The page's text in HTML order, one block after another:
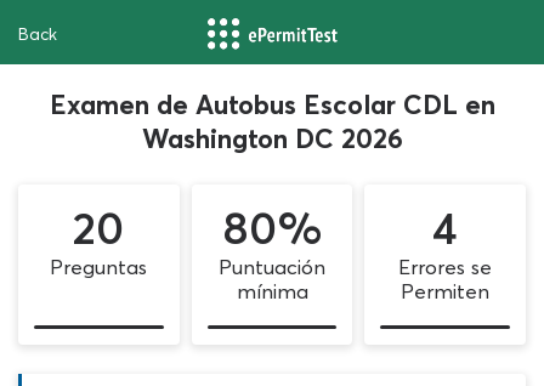
Back
Examen de Autobus Escolar CDL en
Washington DC 2026
20
Preguntas
80%
Puntuación
mínima
4
Errores se
Permiten